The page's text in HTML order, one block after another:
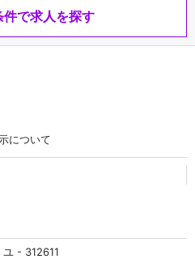
件で求人を探す
について
- 312611